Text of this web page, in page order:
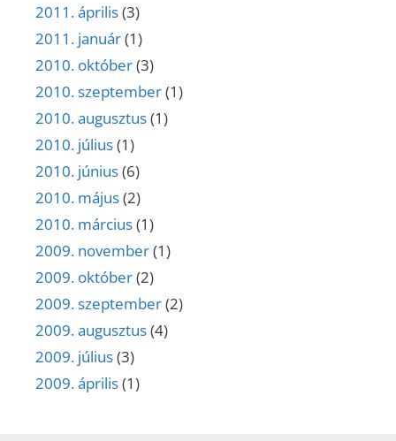
2011. április(3)
2011. január(1)
2010. október(3)
2010. szeptember(1)
2010. augusztus(1)
2010. július(1)
2010. június(6)
2010. május(2)
2010. március(1)
2009. november(1)
2009. október(2)
2009. szeptember(2)
2009. augusztus(4)
2009. július(3)
2009. április(1)